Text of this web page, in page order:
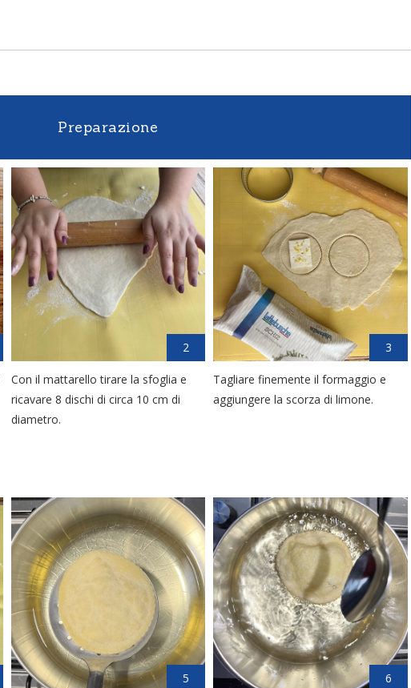
Preparazione
2
Con il mattarello tirare la sfoglia e
ricavare 8 dischi di circa 10 cm di
diametro.
3
Tagliare finemente il formaggio e
aggiungere la scorza di limone.
5 6